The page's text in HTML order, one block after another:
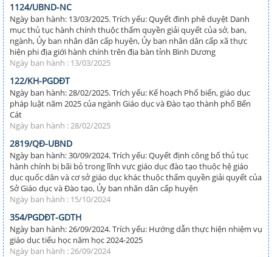
1124/UBND-NC
Ngày ban hành: 13/03/2025. Trích yếu: Quyết đinh phê duyệt Danh
mục thủ tục hành chính thuộc thẩm quyền giải quyết của sở, ban,
ngành, Ủy ban nhân dân cấp huyện, Ủy ban nhân dân cấp xã thực
hiện phi địa giới hành chính trên địa bàn tỉnh Bình Dương
Ngày ban hành : 13/03/2025
122/KH-PGDĐT
Ngày ban hành: 28/02/2025. Trích yếu: Kế hoạch Phổ biến, giáo dục
pháp luật năm 2025 của ngành Giáo dục và Đào tạo thành phố Bến
Cát
Ngày ban hành : 28/02/2025
2819/QĐ-UBND
Ngày ban hành: 30/09/2024. Trích yếu: Quyết định công bố thủ tục
hành chính bị bãi bỏ trong lĩnh vực giáo dục đào tạo thuộc hệ giáo
dục quốc dân và cơ sở giáo dục khác thuộc thẩm quyền giải quyết của
Sở Giáo dục và Đào tạo, Ủy ban nhân dân cấp huyện
Ngày ban hành : 15/10/2024
354/PGDĐT-GDTH
Ngày ban hành: 26/09/2024. Trích yếu: Hướng dẫn thực hiện nhiệm vụ
giáo dục tiểu học năm học 2024-2025
Ngày ban hành : 26/09/2024